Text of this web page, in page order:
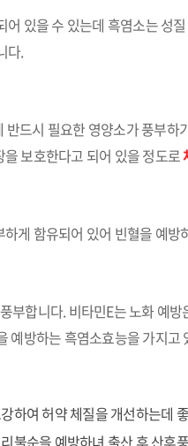
있을 수 있는데 흑염소는 성
다.
반드시 필요한 영양소가 풍부
보호한다고 되어 있을 정도로
게 함유되어 있어 빈혈을 예방
부합니다. 비타민E는 노화 예
예방하는 흑염소효능을 가지고
하여 허약 체질을 개선하는데
불순을 예방하녀 출산 후 산후